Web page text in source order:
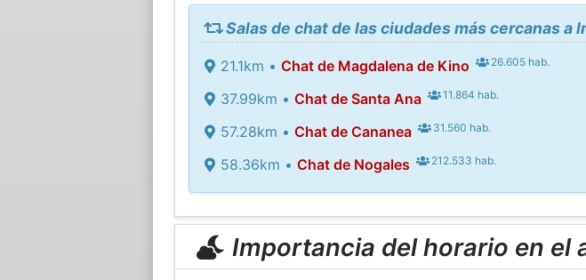
Salas de chat de las ciudades más cercanas a
21.1km • Chat de Magdalena de Kino 26.605 hab.
37.99km • Chat de Santa Ana 11.864 hab.
57.28km • Chat de Cananea 31.560 hab.
58.36km • Chat de Nogales 212.533 hab.
Importancia del horario en el